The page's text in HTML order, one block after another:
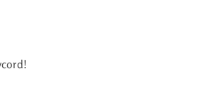
prijs